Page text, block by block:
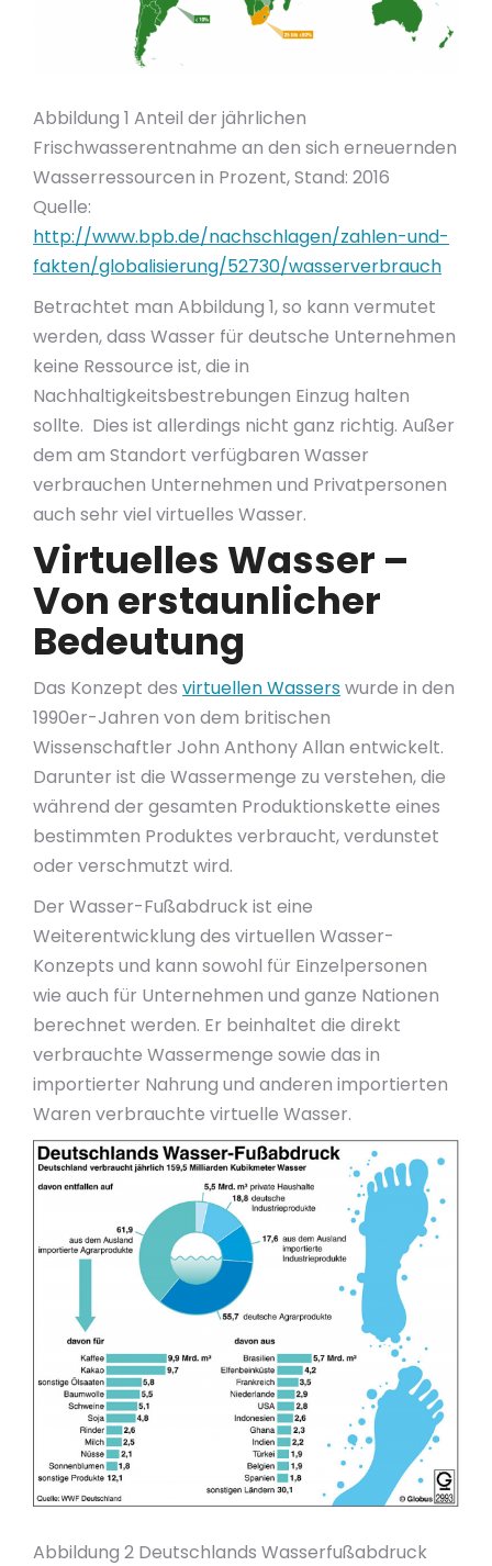
Abbildung 1 Anteil der jährlichen
Frischwasserentnahme an den sich erneuernden
Wasserressourcen in Prozent, Stand: 2016
Quelle:
http://www.bpb.de/nachschlagen/zahlen-und-
fakten/globalisierung/52730/wasserverbrauch
Betrachtet man Abbildung 1, so kann vermutet
werden, dass Wasser für deutsche Unternehmen
keine Ressource ist, die in
Nachhaltigkeitsbestrebungen Einzug halten
sollte. Dies ist allerdings nicht ganz richtig. Außer
dem am Standort verfügbaren Wasser
verbrauchen Unternehmen und Privatpersonen
auch sehr viel virtuelles Wasser.
Virtuelles Wasser –
Von erstaunlicher
Bedeutung
Das Konzept des virtuellen Wasserswurde in den
1990er-Jahren von dem britischen
Wissenschaftler John Anthony Allan entwickelt.
Darunter ist die Wassermenge zu verstehen, die
während der gesamten Produktionskette eines
bestimmten Produktes verbraucht, verdunstet
oder verschmutzt wird.
Der Wasser-Fußabdruck ist eine
Weiterentwicklung des virtuellen Wasser-
Konzepts und kann sowohl für Einzelpersonen
wie auch für Unternehmen und ganze Nationen
berechnet werden. Er beinhaltet die direkt
verbrauchte Wassermenge sowie das in
importierter Nahrung und anderen importierten
Waren verbrauchte virtuelle Wasser.
Abbildung 2 Deutschlands Wasserfußabdruck